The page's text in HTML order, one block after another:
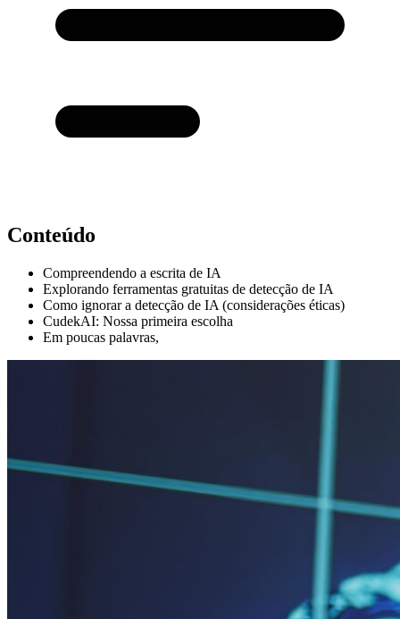
Conteúdo
Compreendendo a escrita de IA
Explorando ferramentas gratuitas de detecção de IA
Como ignorar a detecção de IA (considerações éticas)
CudekAI: Nossa primeira escolha
Em poucas palavras,